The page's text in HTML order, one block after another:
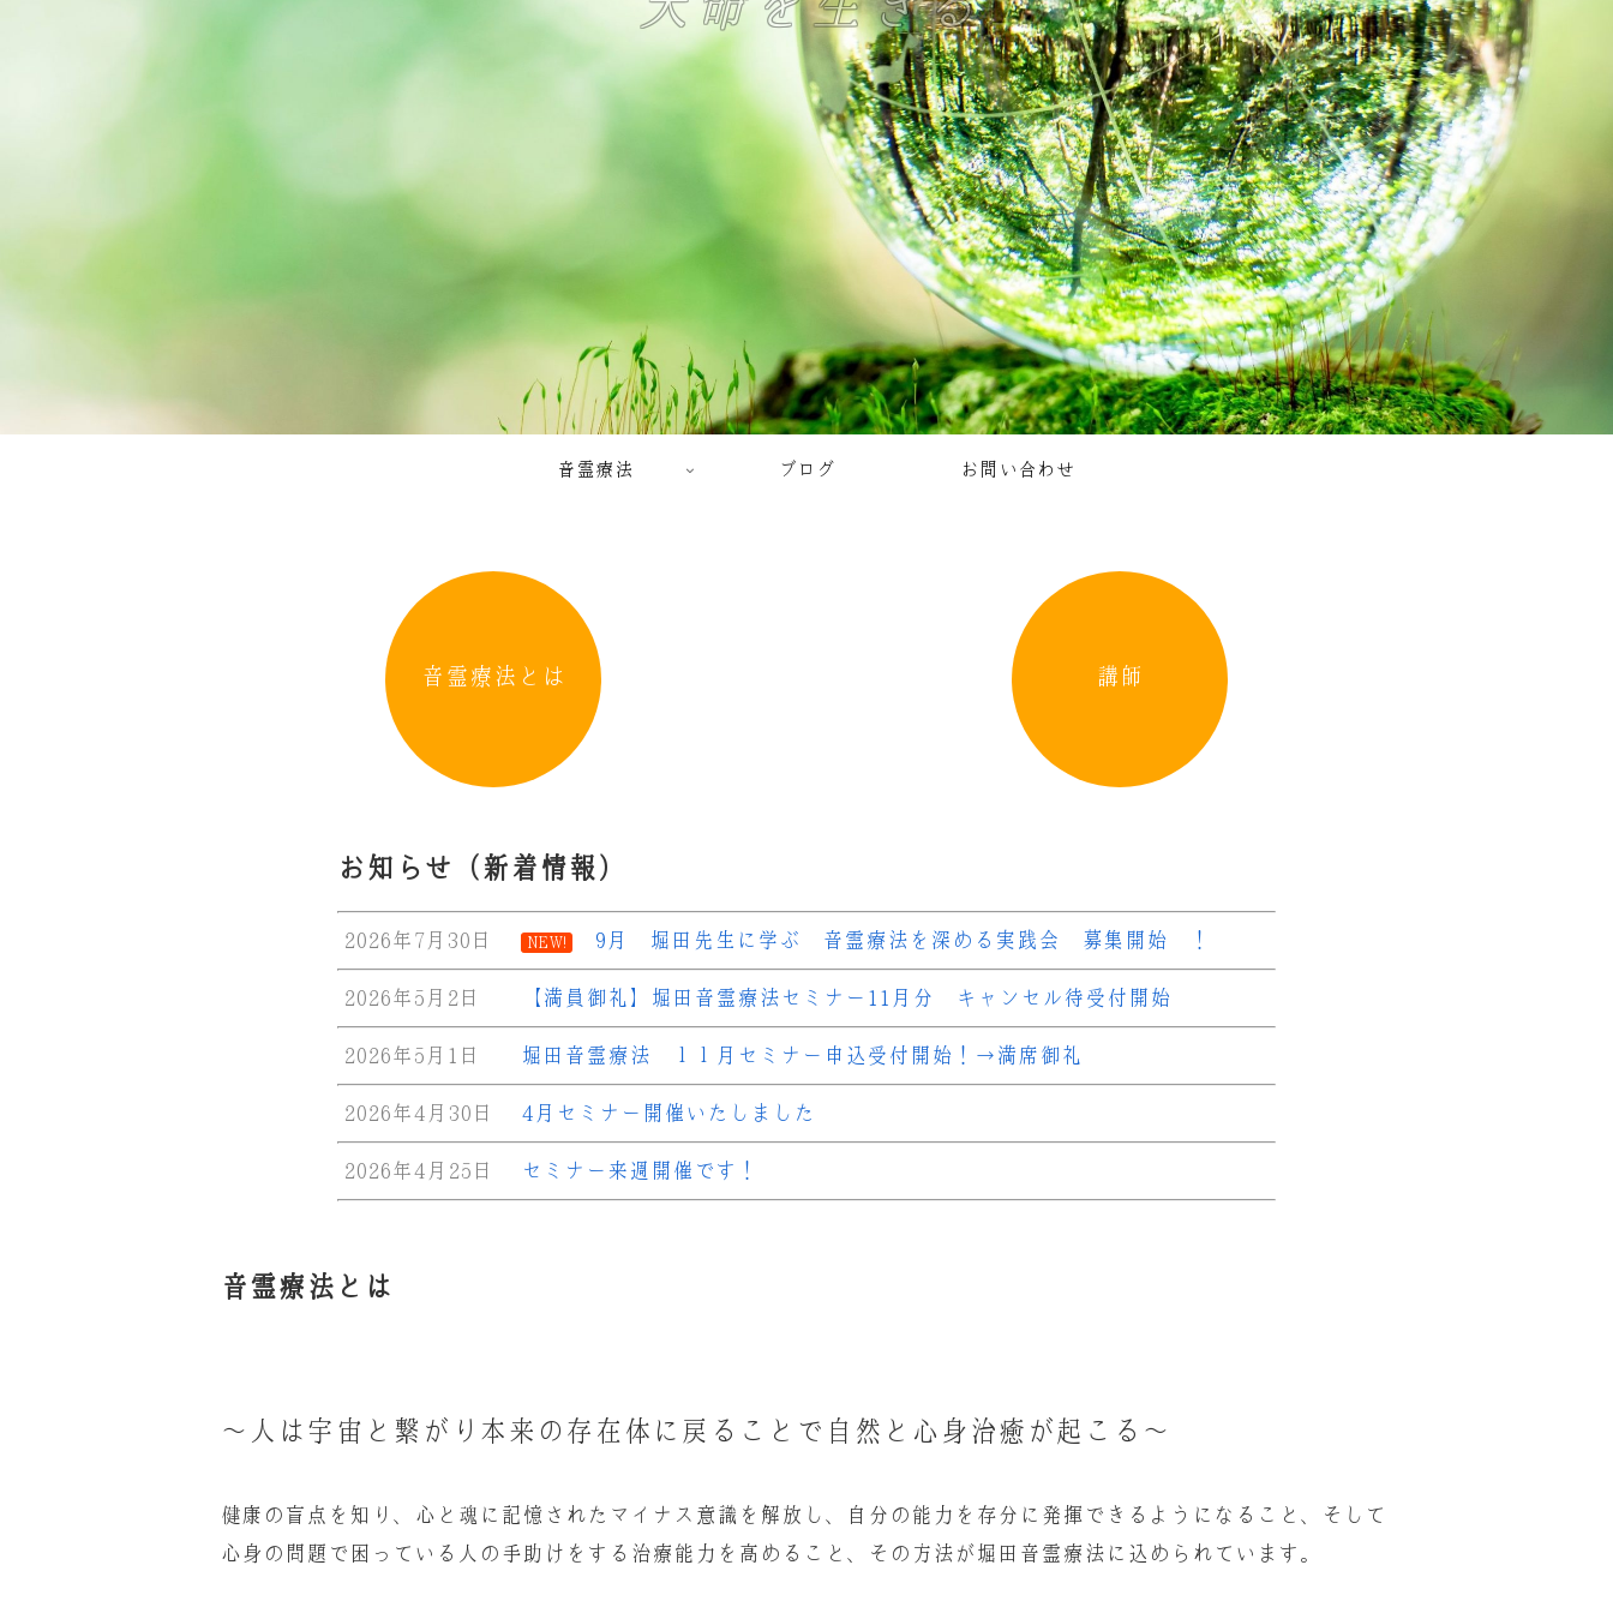
音霊療法 ブログ お問い合わせ
音霊療法とは 講師
お知らせ（新着情報）
2026年7月30日 NEW! 9月 堀田先生に学ぶ 音霊療法を深める実践会 募集開始 ！
2026年5月2日 【満員御礼】堀田音霊療法セミナー11月分 キャンセル待受付開始
2026年5月1日 堀田音霊療法 １１月セミナー申込受付開始！→満席御礼
2026年4月30日 4月セミナー開催いたしました
2026年4月25日 セミナー来週開催です！
音霊療法とは
〜人は宇宙と繋がり本来の存在体に戻ることで自然と心身治癒が起こる〜
健康の盲点を知り、心と魂に記憶されたマイナス意識を解放し、自分の能力を存分に発揮できるようになること、そして
心身の問題で困っている人の手助けをする治療能力を高めること、その方法が堀田音霊療法に込められています。